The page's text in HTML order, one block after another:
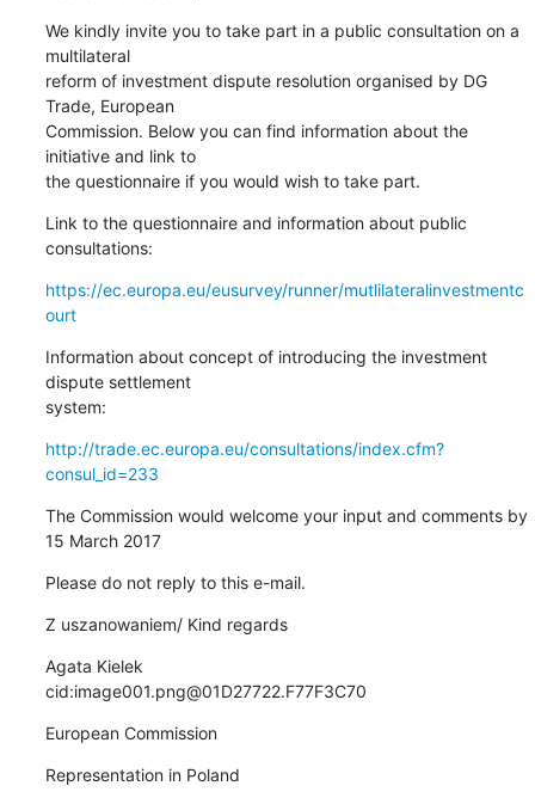
We kindly invite you to take part in a public consultation on a
multilateral
reform of investment dispute resolution organised by DG
Trade, European
Commission. Below you can find information about the
initiative and link to
the questionnaire if you would wish to take part.
Link to the questionnaire and information about public
consultations:
https://ec.europa.eu/eusurvey/runner/mutlilateralinvestmentc
ourt
Information about concept of introducing the investment
dispute settlement
system:
http://trade.ec.europa.eu/consultations/index.cfm?
consul_id=233
The Commission would welcome your input and comments by
15 March 2017
Please do not reply to this e-mail.
Z uszanowaniem/ Kind regards
Agata Kielek
cid:image001.png@01D27722.F77F3C70
European Commission
Representation in Poland